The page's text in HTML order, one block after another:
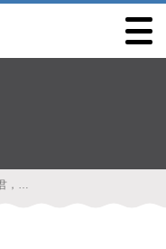
安藤優君，海野隼斗君，川口舞己君，中村太陽君が日本機械学会関東支部総会講演会で，間庭大智君が日本機械学会生産システム部門研究発表講演会で研究発表をしました．